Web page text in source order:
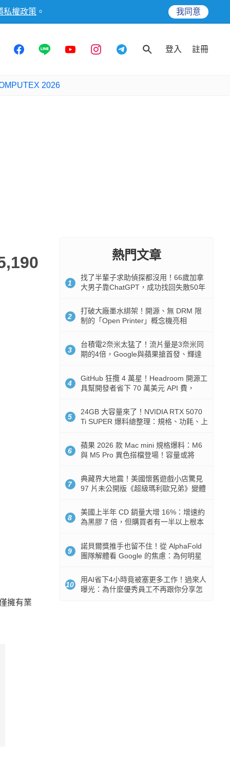
私權政策 。 我同意
登入 註冊
2026
擁有業
熱門文章
1
找了半輩子求助偵探都沒用！66歲加拿
大男子靠ChatGPT，成功找回失散50年
2
打破大廠墨水綁架！開源、無 DRM 限
制的「Open Printer」概念機亮相
3
台積電2奈米太猛了！流片量是3奈米同
期的4倍，Google與蘋果搶首發、輝達
4
GitHub 狂攬 4 萬星！Headroom 開源工
具幫開發者省下 70 萬美元 API 費，
5
24GB 大容量來了！NVIDIA RTX 5070
Ti SUPER 爆料總整理：規格、功耗、上
6
蘋果 2026 款 Mac mini 規格爆料：M6
與 M5 Pro 異色搭檔登場！容量或將
7
典藏界大地震！美國懷舊遊戲小店驚見
97 片未公開版《超級瑪利歐兄弟》變體
8
美國上半年 CD 銷量大增 16%：增速約
為黑膠 7 倍，但購買者有一半以上根本
9
諾貝爾獎推手也留不住！從 AlphaFold
團隊解體看 Google 的焦慮：為何明星
10
用AI省下4小時竟被塞更多工作！過來人
曝光：為什麼優秀員工不再跟你分享怎